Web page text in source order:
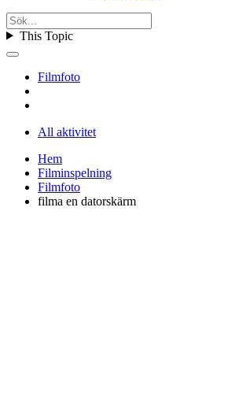
This Topic
Filmfoto
All aktivitet
Hem
Filminspelning
Filmfoto
filma en datorskärm